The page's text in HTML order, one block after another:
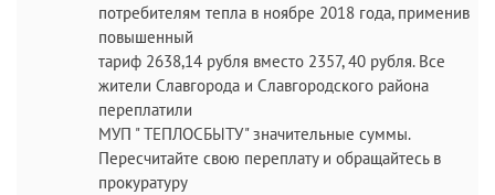
потребителям тепла в ноябре 2018 года, применив
повышенный
тариф 2638,14 рубля вместо 2357, 40 рубля. Все
жители Славгорода и Славгородского района
переплатили
МУП " ТЕПЛОСБЫТУ" значительные суммы.
Пересчитайте свою переплату и обращайтесь в
прокуратуру